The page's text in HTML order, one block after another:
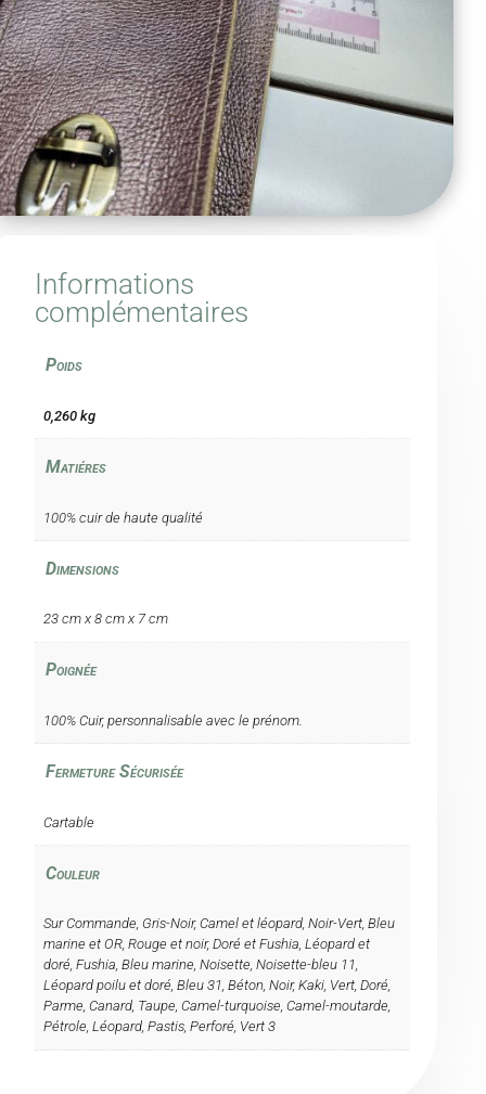
Informations
complémentaires
Poids
0,260 kg
Matiéres
100% cuir de haute qualité
Dimensions
23 cm x 8 cm x 7 cm
Poignée
100% Cuir, personnalisable avec le prénom.
Fermeture Sécurisée
Cartable
Couleur
Sur Commande, Gris-Noir, Camel et léopard, Noir-Vert, Bleu
marine et OR, Rouge et noir, Doré et Fushia, Léopard et
doré, Fushia, Bleu marine, Noisette, Noisette-bleu 11,
Léopard poilu et doré, Bleu 31, Béton, Noir, Kaki, Vert, Doré,
Parme, Canard, Taupe, Camel-turquoise, Camel-moutarde,
Pétrole, Léopard, Pastis, Perforé, Vert 3